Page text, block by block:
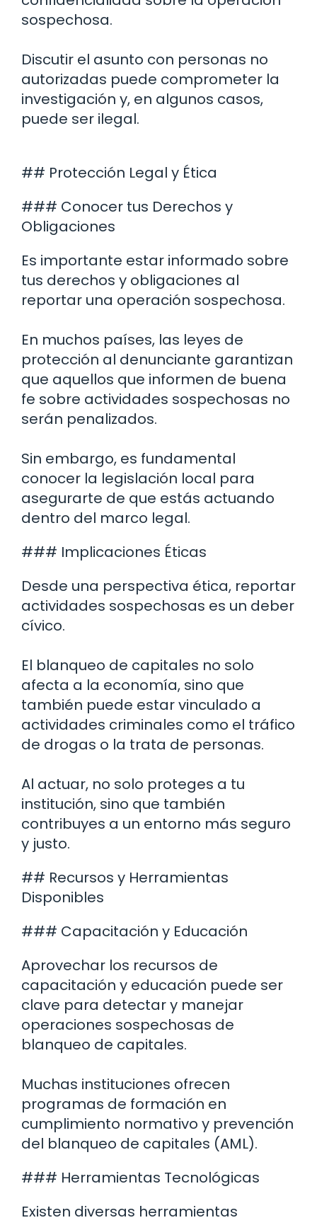
sospechosa.
Discutir el asunto con personas no
autorizadas puede comprometer la
investigación y, en algunos casos,
puede ser ilegal.
## Protección Legal y Ética
### Conocer tus Derechos y
Obligaciones
Es importante estar informado sobre
tus derechos y obligaciones al
reportar una operación sospechosa.
En muchos países, las leyes de
protección al denunciante garantizan
que aquellos que informen de buena
fe sobre actividades sospechosas no
serán penalizados.
Sin embargo, es fundamental
conocer la legislación local para
asegurarte de que estás actuando
dentro del marco legal.
### Implicaciones Éticas
Desde una perspectiva ética, reportar
actividades sospechosas es un deber
cívico.
El blanqueo de capitales no solo
afecta a la economía, sino que
también puede estar vinculado a
actividades criminales como el tráfico
de drogas o la trata de personas.
Al actuar, no solo proteges a tu
institución, sino que también
contribuyes a un entorno más seguro
y justo.
## Recursos y Herramientas
Disponibles
### Capacitación y Educación
Aprovechar los recursos de
capacitación y educación puede ser
clave para detectar y manejar
operaciones sospechosas de
blanqueo de capitales.
Muchas instituciones ofrecen
programas de formación en
cumplimiento normativo y prevención
del blanqueo de capitales (AML).
### Herramientas Tecnológicas
Existen diversas herramientas